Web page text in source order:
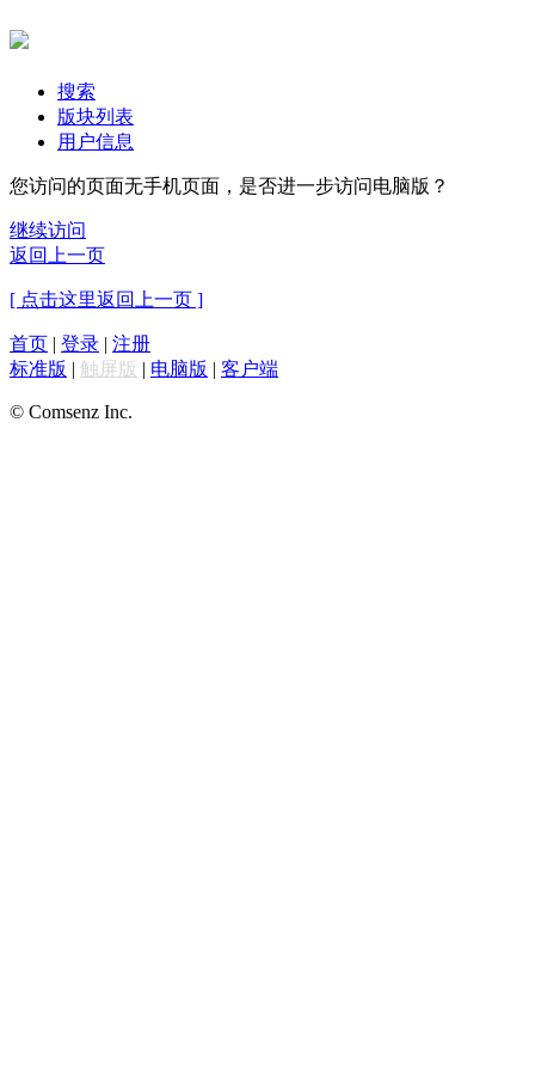
搜索
版块列表
用户信息
您访问的页面无手机页面，是否进一步访问电脑版？
继续访问
返回上一页
[ 点击这里返回上一页 ]
首页 | 登录 | 注册
标准版 | 触屏版 | 电脑版 | 客户端
© Comsenz Inc.